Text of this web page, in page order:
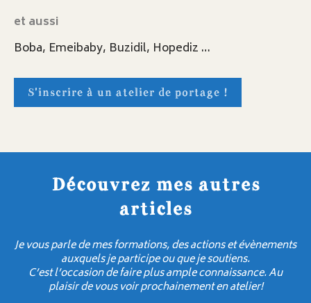
et aussi
Boba, Emeibaby, Buzidil, Hopediz …
S'inscrire à un atelier de portage !
Découvrez mes autres
articles
Je vous parle de mes formations, des actions et évènements
auxquels je participe ou que je soutiens.
C’est l’occasion de faire plus ample connaissance. Au
plaisir de vous voir prochainement en atelier!